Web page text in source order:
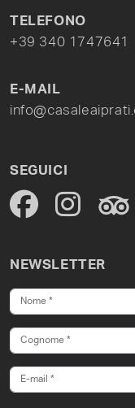
TELEFONO
+39 340 1747641
E-MAIL
SEGUICI
NEWSLETTER